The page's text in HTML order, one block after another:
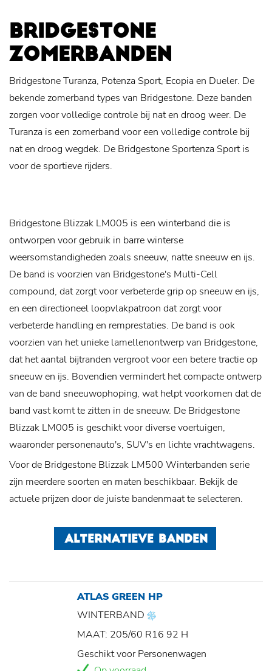
BRIDGESTONE
ZOMERBANDEN
Bridgestone Turanza, Potenza Sport, Ecopia en Dueler. De
bekende zomerband types van Bridgestone. Deze banden
zorgen voor volledige controle bij nat en droog weer. De
Turanza is een zomerband voor een volledige controle bij
nat en droog wegdek. De Bridgestone Sportenza Sport is
voor de sportieve rijders.
Bridgestone Blizzak LM005 is een winterband die is
ontworpen voor gebruik in barre winterse
weersomstandigheden zoals sneeuw, natte sneeuw en ijs.
De band is voorzien van Bridgestone's Multi-Cell
compound, dat zorgt voor verbeterde grip op sneeuw en ijs,
en een directioneel loopvlakpatroon dat zorgt voor
verbeterde handling en remprestaties. De band is ook
voorzien van het unieke lamellenontwerp van Bridgestone,
dat het aantal bijtranden vergroot voor een betere tractie op
sneeuw en ijs. Bovendien vermindert het compacte ontwerp
van de band sneeuwophoping, wat helpt voorkomen dat de
band vast komt te zitten in de sneeuw. De Bridgestone
Blizzak LM005 is geschikt voor diverse voertuigen,
waaronder personenauto's, SUV's en lichte vrachtwagens.
Voor de Bridgestone Blizzak LM500 Winterbanden serie
zijn meerdere soorten en maten beschikbaar. Bekijk de
actuele prijzen door de juiste bandenmaat te selecteren.
ALTERNATIEVE BANDEN
ATLAS GREEN HP
WINTERBAND
MAAT: 205/60 R16 92 H
Geschikt voor Personenwagen